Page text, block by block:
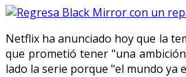
Netflix ha anunciado hoy que la
que prometió tener "una
lado la serie porque "el mundo ya